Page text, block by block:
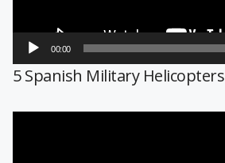
00:00
5 Spanish Military Helicopters